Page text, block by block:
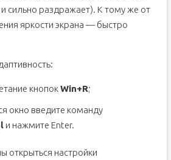
сильно раздражает). К тому же от
яркости экрана — быстро
кнопокWin+R;
окно введите команду
и нажмите Enter.
открыться настройки